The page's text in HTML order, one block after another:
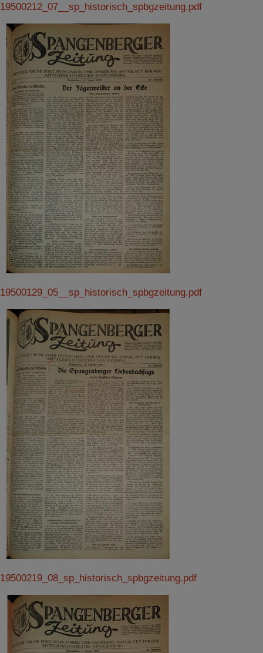
19500212_07__sp_historisch_spbgzeitung.pdf
19500129_05__sp_historisch_spbgzeitung.pdf
19500219_08_sp_historisch_spbgzeitung.pdf